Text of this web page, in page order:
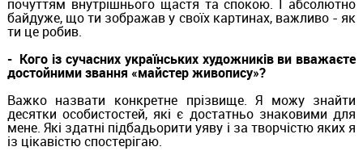
почуттям внутрішнього щастя та спокою. І абсолютно
байдуже, що ти зображав у своїх картинах, важливо - як
ти це робив.
- Кого із сучасних українських художників ви вважаєте
достойними звання «майстер живопису»?
Важко назвати конкретне прізвище. Я можу знайти
десятки особистостей, які є достатньо знаковими для
мене. Які здатні підбадьорити уяву і за творчістю яких я
із цікавістю спостерігаю.